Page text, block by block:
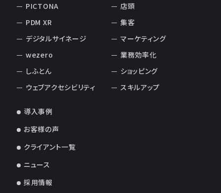
PICTONA
PDM XR
デジタルサイネージ
wezero
しふとん
ウェブアクセシビリティ
店頭
集客
マーケティング
業務効率化
ショッピング
スキルアップ
導入事例
お客様の声
クライアント一覧
ニュース
採用情報